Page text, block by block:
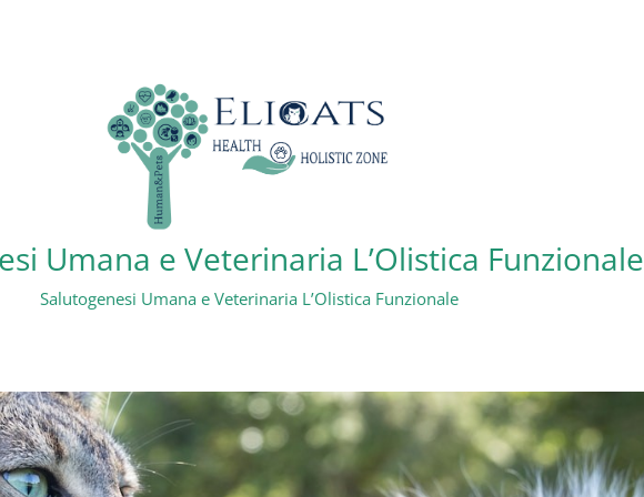
Umana e Veterinaria L’Olistica Funzionale
Salutogenesi Umana e Veterinaria L’Olistica Funzionale